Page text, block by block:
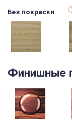
Без покраски
Финишные